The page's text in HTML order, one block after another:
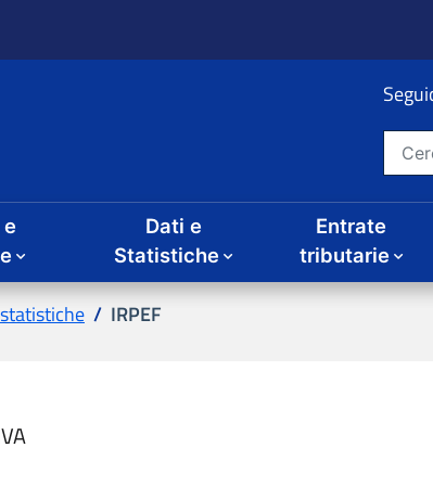
Cerca nel
Dati e
Statistiche
Entrate
tributarie
IRPEF